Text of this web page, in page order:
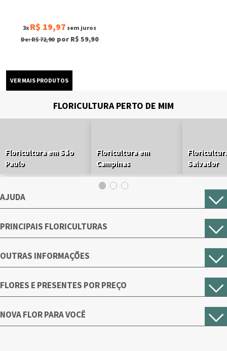
3x R$ 19,97 sem juros
De: R$ 72,90 por R$ 59,90
FLORICULTURA PERTO DE MIM
Floricultura em São
Paulo
Floricultura em
Campinas
Salvador
AJUDA
PRINCIPAIS FLORICULTURAS
OUTRAS INFORMAÇÕES
FLORES E PRESENTES POR PREÇO
NOVA FLOR PARA VOCÊ